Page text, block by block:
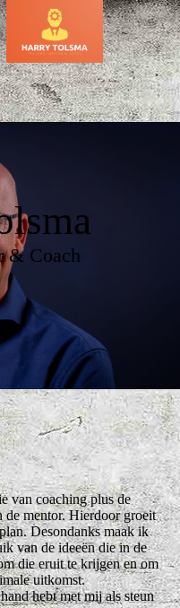
& Coach
van coaching plus de
de mentor. Hierdoor groeit
Desondanks maak ik
van de ideeën die in de
die eruit te krijgen en om
uitkomst.
hebt met mij als steun